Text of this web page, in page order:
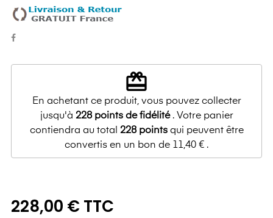
redeem
En achetant ce produit, vous pouvez collecter
jusqu'à 228points de fidélité. Votre panier
contiendra au total 228pointsqui peuvent être
convertis en un bon de 11,40 € .
228,00 € TTC